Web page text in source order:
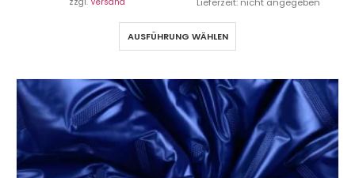
AUSFÜHRUNG WÄHLEN